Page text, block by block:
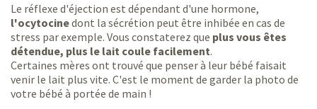
Le réflexe d'éjection est dépendant d'une hormone,
l'ocytocinedont la sécrétion peut être inhibée en cas de
stress par exemple. Vous constaterez que plus vous êtes
détendue, plus le lait coule facilement.
Certaines mères ont trouvé que penser à leur bébé faisait
venir le lait plus vite. C'est le moment de garder la photo de
votre bébé à portée de main !